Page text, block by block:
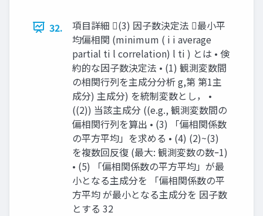
32.
項目詳細 (3) 因子数決定法 最小平
均偏相関 (minimum ( i i average
partial ti l correlation) l ti ) とは • 倹
約的な因子数決定法 • (1) 観測変数間
の相関行列を主成分分析 g,第 第1主
成分) 主成分) を統制変数とし， •
((2)) 当該主成分 ((e.g., 観測変数間の
偏相関行列を算出 • (3) 「偏相関係数
の平方平均」を求める • (4) (2)~(3)
を複数回反復 (最大: 観測変数の数ｰ1)
• (5) 「偏相関係数の平方平均」が最
小となる主成分を 「偏相関係数の平
方平均 が最小となる主成分を 因子数
とする 32